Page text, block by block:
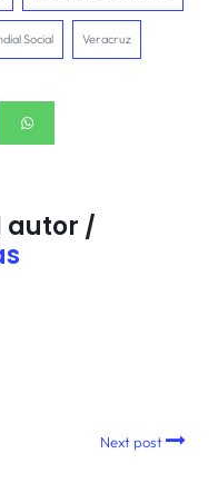
Social Veracruz
autor /
Next post